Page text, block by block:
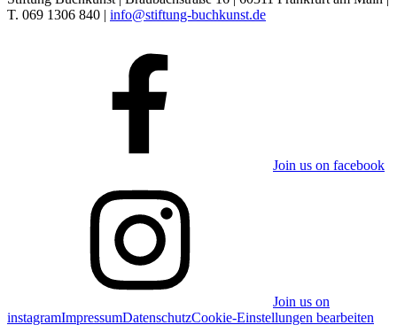
T. 069 1306 840 | info@stiftung-buchkunst.de
Join us on facebook
Join us on
instagramImpressumDatenschutzCookie-Einstellungen bearbeiten